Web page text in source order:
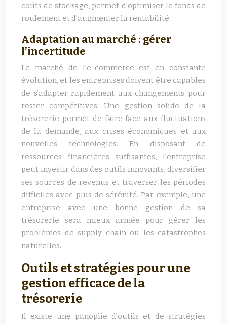
coûts de stockage, permet d’optimiser le fonds de
roulement et d’augmenter la rentabilité.
Adaptation au marché : gérer
l’incertitude
Le marché de l’e-commerce est en constante
évolution, et les entreprises doivent être capables
de s’adapter rapidement aux changements pour
rester compétitives. Une gestion solide de la
trésorerie permet de faire face aux fluctuations
de la demande, aux crises économiques et aux
nouvelles technologies. En disposant de
ressources financières suffisantes, l’entreprise
peut investir dans des outils innovants, diversifier
ses sources de revenus et traverser les périodes
difficiles avec plus de sérénité. Par exemple, une
entreprise avec une bonne gestion de sa
trésorerie sera mieux armée pour gérer les
problèmes de supply chain ou les catastrophes
naturelles.
Outils et stratégies pour une
gestion efficace de la
trésorerie
Il existe une panoplie d’outils et de stratégies